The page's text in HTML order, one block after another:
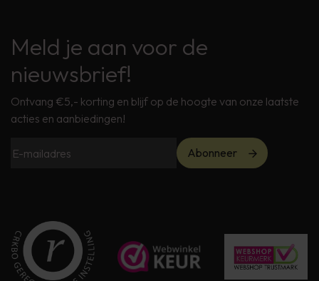
Meld je aan voor de
nieuwsbrief!
Ontvang €5,- korting en blijf op de hoogte van onze laatste
acties en aanbiedingen!
Abonneer